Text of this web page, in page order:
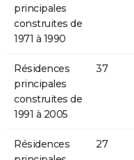
principales
construites de
1971 à 1990
Résidences
principales
construites de
1991 à 2005
37
Résidences
27